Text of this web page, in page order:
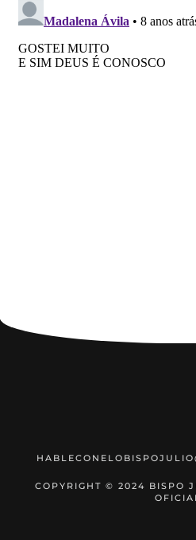
COPYRIGHT © 2024 BISPO